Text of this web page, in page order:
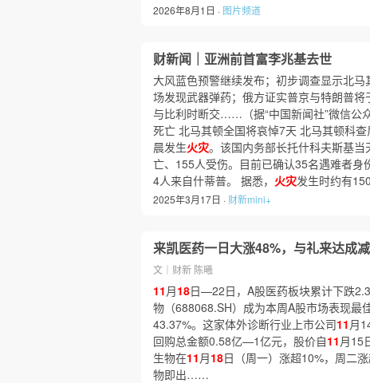
2026年8月1日 · 图片频道
财新闻｜亚洲前首富李兆基去世
大风蓝色预警继续发布；初步调查显示北马
场发现武器弹药；俄方证实普京与特朗普将
与比利时断交……（据“中国新闻社”微信公
死亡 北马其顿全国将哀悼7天 北马其顿科
晨发生火灾。该国内务部长托什科夫斯基
亡、155人受伤。目前已确认35名遇难者身
4人来自什蒂普。 据悉， 火灾发生时约有
2025年3月17日 · 财新mini+
来凯医药一日大涨48%，与礼来达成
文｜财新 陈曦
11月18日—22日，A股医药板块累计下跌
物（688068.SH）成为本周A股市场表现最
43.37%。这家体外诊断行业上市公司11月
回购总金额0.58亿—1亿元，股价自11月15
生物在11月18日（周一）涨超10%，周二
物即出……